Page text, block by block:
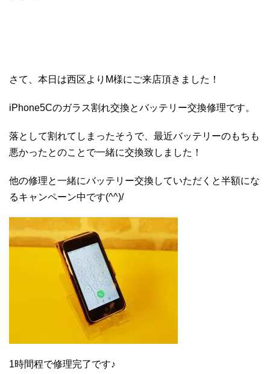
さて、本日は西区よりM様にご来店頂きました！
iPhone5Cのガラス割れ交換とバッテリー交換修理です。
落として割れてしまったそうで、最近バッテリーのもちも
悪かったとのことで一緒に交換致しました！
他の修理と一緒にバッテリー交換していただくと半額にな
るキャンペーン中です(^^)/
1時間程で修理完了です♪